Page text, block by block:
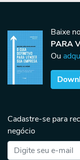
Baixe
PARA
Ou
Cadastre-se para
negócio